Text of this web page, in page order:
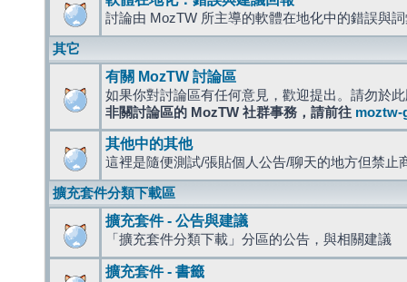
討論由 MozTW 所主導的軟體在地化中的錯誤與
其它
有關 MozTW 討論區
如果你對討論區有任何意見，歡迎提出。請勿於
非關討論區的 MozTW 社群事務，請前往 moztw-
其他中的其他
這裡是隨便測試/張貼個人公告/聊天的地方但禁止
擴充套件分類下載區
擴充套件 - 公告與建議
「擴充套件分類下載」分區的公告，與相關建議
擴充套件 - 書籤